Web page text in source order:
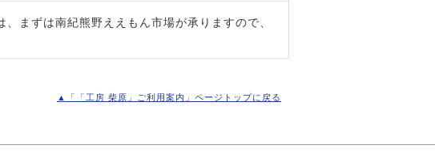
まずは南紀熊野ええもん市場が承りますので、
▲「「工房 柴原」ご利用案内」ページトップに戻る